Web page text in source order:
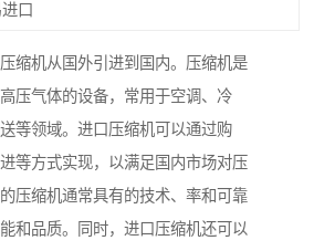
口
缩机从国外引进到国内。压缩机是
压气体的设备，常用于空调、冷
等领域。进口压缩机可以通过购
等方式实现，以满足国内市场对压
压缩机通常具有的技术、率和可靠
和品质。同时，进口压缩机还可以